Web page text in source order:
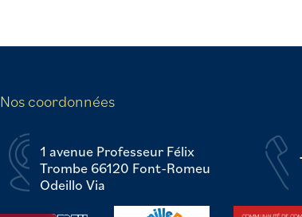
Nos coordonnées
1 avenue Professeur Félix
Trombe 66120 Font-Romeu
Odeillo Via